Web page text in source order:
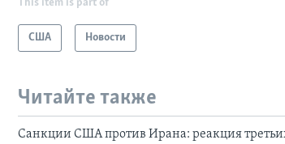
This item is part of
США Новости
Читайте также
Санкции США против Ирана: реакция